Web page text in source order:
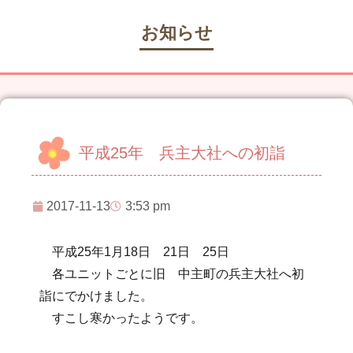
お知らせ
平成25年 兵主大社への初詣
2017-11-13 3:53 pm
平成25年1月18日 21日 25日
各ユニットごとに旧 中主町の兵主大社へ初
詣にでかけました。
すこし寒かったようです。